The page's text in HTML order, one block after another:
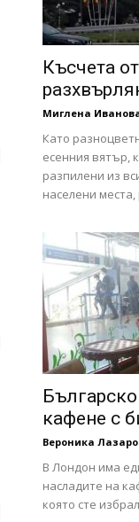
Късчета
Миглена
Като
есенния вятър,
разпилени из
населени
кафене с
Вероника
В Лондон има
насладите на
която сте